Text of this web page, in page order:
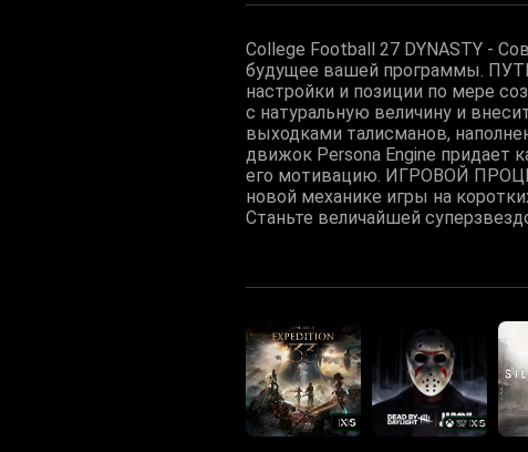
College Football 27 DYNASTY -
будущее вашей программы.
настройки и позиции по мере
с натуральную величину и
выходками талисманов,
движок Persona Engine придает
его мотивацию. ИГРОВОЙ
новой механике игры на
Станьте величайшей